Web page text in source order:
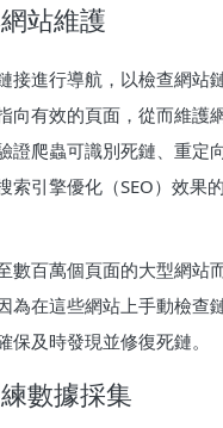
站維護
接進行導航，以檢查網站
向有效的頁面，從而維護
證爬蟲可識別死鏈、重定
索引擎優化（SEO）效果
數百萬個頁面的大型網站
為在這些網站上手動檢查
保及時發現並修復死鏈。
數據採集